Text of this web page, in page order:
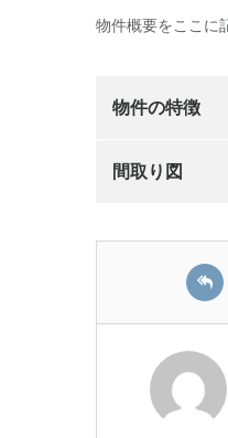
物件概要をここに
物件の特徴
間取り図